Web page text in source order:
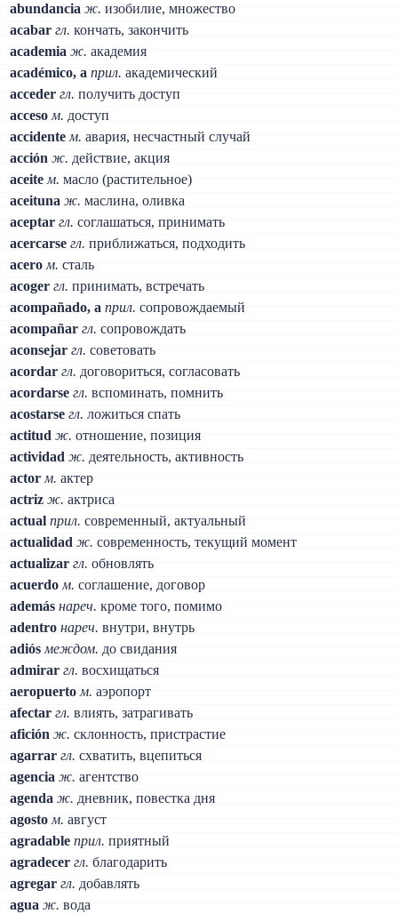
abundancia ж. изобилие, множество
acabar гл. кончать, закончить
academia ж. академия
académico, a прил. академический
acceder гл. получить доступ
acceso м. доступ
accidente м. авария, несчастный случай
acción ж. действие, акция
aceite м. масло (растительное)
aceituna ж. маслина, оливка
aceptar гл. соглашаться, принимать
acercarse гл. приближаться, подходить
acero м. сталь
acoger гл. принимать, встречать
acompañado, a прил. сопровождаемый
acompañar гл. сопровождать
aconsejar гл. советовать
acordar гл. договориться, согласовать
acordarse гл. вспоминать, помнить
acostarse гл. ложиться спать
actitud ж. отношение, позиция
actividad ж. деятельность, активность
actor м. актер
actriz ж. актриса
actual прил. современный, актуальный
actualidad ж. современность, текущий момент
actualizar гл. обновлять
acuerdo м. соглашение, договор
además нареч. кроме того, помимо
adentro нареч. внутри, внутрь
adiós междом. до свидания
admirar гл. восхищаться
aeropuerto м. аэропорт
afectar гл. влиять, затрагивать
afición ж. склонность, пристрастие
agarrar гл. схватить, вцепиться
agencia ж. агентство
agenda ж. дневник, повестка дня
agosto м. август
agradable прил. приятный
agradecer гл. благодарить
agregar гл. добавлять
agua ж. вода